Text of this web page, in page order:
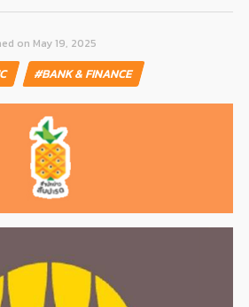
on May 19, 2025
#BANK & FINANCE